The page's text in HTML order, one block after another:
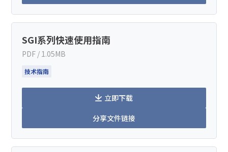
SGI系列快速使用指南
PDF / 1.05MB
技术指南
立即下载
分享文件链接